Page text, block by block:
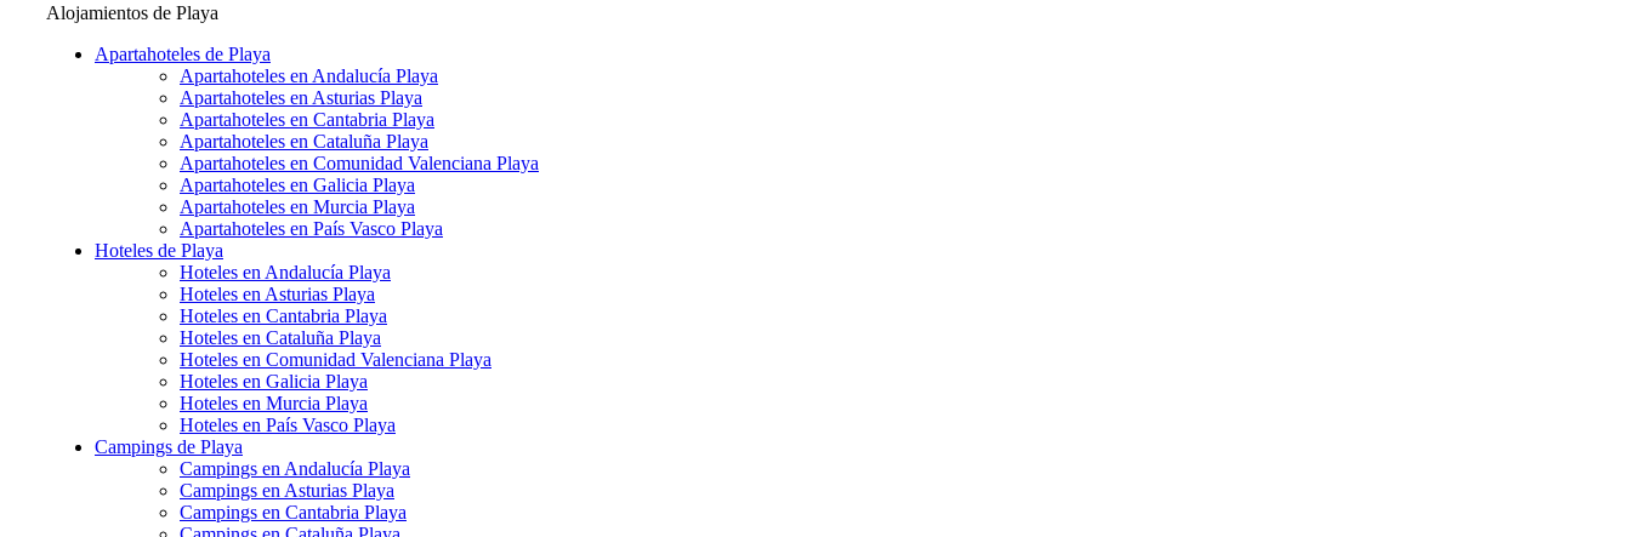
Alojamientos de Playa
Apartahoteles de Playa
Apartahoteles en Andalucía Playa
Apartahoteles en Asturias Playa
Apartahoteles en Cantabria Playa
Apartahoteles en Cataluña Playa
Apartahoteles en Comunidad Valenciana Playa
Apartahoteles en Galicia Playa
Apartahoteles en Murcia Playa
Apartahoteles en País Vasco Playa
Hoteles de Playa
Hoteles en Andalucía Playa
Hoteles en Asturias Playa
Hoteles en Cantabria Playa
Hoteles en Cataluña Playa
Hoteles en Comunidad Valenciana Playa
Hoteles en Galicia Playa
Hoteles en Murcia Playa
Hoteles en País Vasco Playa
Campings de Playa
Campings en Andalucía Playa
Campings en Asturias Playa
Campings en Cantabria Playa